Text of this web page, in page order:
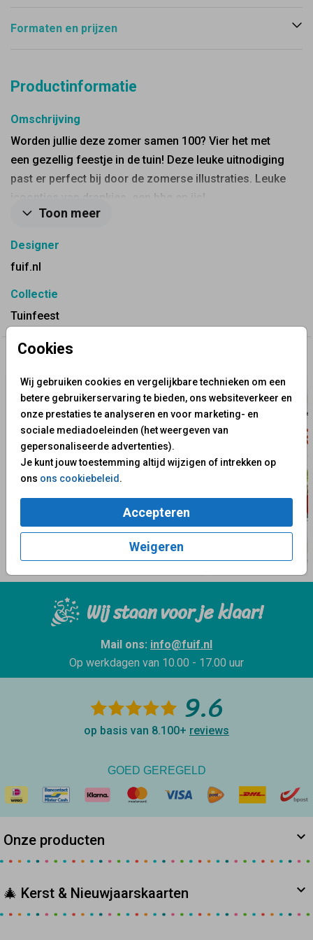
Cookies
Wij gebruiken cookies en vergelijkbare technieken om een
betere gebruikerservaring te bieden, ons websiteverkeer en
onze prestaties te analyseren en voor marketing- en
sociale mediadoeleinden (het weergeven van
gepersonaliseerde advertenties).
Je kunt jouw toestemming altijd wijzigen of intrekken op
ons ons cookiebeleid.
Accepteren
Weigeren
Formaten en prijzen
Productinformatie
Omschrijving
Worden jullie deze zomer samen 100? Vier het met
een gezellig feestje in de tuin! Deze leuke uitnodiging
past er perfect bij door de zomerse illustraties. Leuke
icoontjes van drankjes, een bbq en ijs!
Toon meer
Designer
fuif.nl
Collectie
Tuinfeest
Wij staan voor je klaar!
Mail ons: info@fuif.nl
Op werkdagen van 10.00 - 17.00 uur
9.6
op basis van 8.100+ reviews
GOED GEREGELD
Onze producten
🎄 Kerst & Nieuwjaarskaarten